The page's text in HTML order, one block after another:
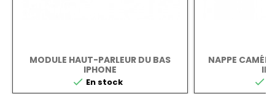
MODULE HAUT-PARLEUR DU BAS
IPHONE
 En stock
NAPPE
